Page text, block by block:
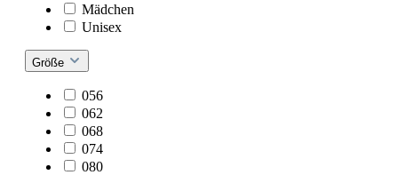
Mädchen
Unisex
Größe
056
062
068
074
080